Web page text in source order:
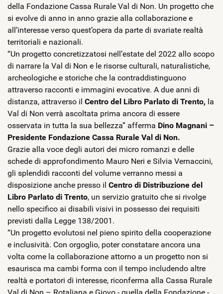
della Fondazione Cassa Rurale Val di Non. Un progetto che
si evolve di anno in anno grazie alla collaborazione e
all’interesse verso quest’opera da parte di svariate realtà
territoriali e nazionali.
“Un progetto concretizzatosi nell’estate del 2022 allo scopo
di narrare la Val di Non e le risorse culturali, naturalistiche,
archeologiche e storiche che la contraddistinguono
attraverso racconti e immagini evocative. A due anni di
distanza, attraverso il Centro del Libro Parlato di Trento, la
Val di Non verrà ascoltata prima ancora di essere
osservata in tutta la sua bellezza” afferma Dino Magnani –
Presidente Fondazione Cassa Rurale Val di Non.
Grazie alla voce degli autori dei micro romanzi e delle
schede di approfondimento Mauro Neri e Silvia Vernaccini,
gli splendidi racconti del volume verranno messi a
disposizione anche presso il Centro di Distribuzione del
Libro Parlato di Trento, un servizio gratuito che si rivolge
nello specifico ai disabili visivi in possesso dei requisiti
previsti dalla Legge 138/2001.
“Un progetto evolutosi nel pieno spirito della cooperazione
e inclusività. Con orgoglio, poter constatare ancora una
volta come la collaborazione attorno a un progetto non si
esaurisca ma cambi forma con il tempo includendo altre
realtà e portatori di interesse, riconferma alla Cassa Rurale
Val di Non – Rotaliana e Giovo - quella della Fondazione -